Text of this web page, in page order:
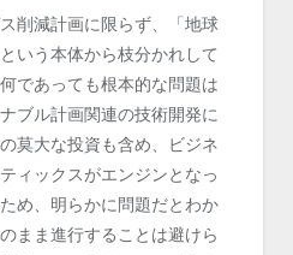
削減計画に限らず、「地球
いう本体から枝分かれして
であっても根本的な問題は
ブル計画関連の技術開発に
莫大な投資も含め、ビジネ
ィックスがエンジンとなっ
め、明らかに問題だとわか
まま進行することは避けら